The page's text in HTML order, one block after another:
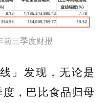
前三季度财报
」发现，无论是
度，巴比食品归母